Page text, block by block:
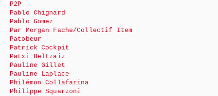
P2P
Pablo Chignard
Pablo Gomez
Par Morgan Fache/Collectif Item
Patobeur
Patrick Cockpit
Patxi Beltzaiz
Pauline Gillet
Pauline Laplace
Philémon Collafarina
Philippe Squarzoni